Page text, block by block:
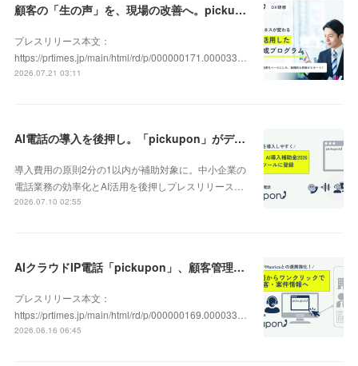
顧客の「生の声」を、現場の改善へ。pickupon、実践型「DX人材育成研修」の提供を開始
プレスリリース本文：
https://prtimes.jp/main/html/rd/p/000000171.000033…
2026.07.21 03:11
AI電話の導入を後押し。「pickupon」がデジタル化・AI導入補助金2026（旧IT導入補助金）の対象ツールとして登録
導入費用の原則2分の1以内が補助対象に。中小企業の
電話業務の効率化とAI活用を後押しプレスリリース…
2026.07.10 02:55
AIクラウドIP電話「pickupon」、顧客管理システム「Mazrica」上の顧客や案件の詳細情報へワンクリックで遷移できる新機能を追加
プレスリリース本文：
https://prtimes.jp/main/html/rd/p/000000169.000033…
2026.06.16 06:45